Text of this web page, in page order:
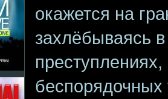
окажется на
захлёбываясь